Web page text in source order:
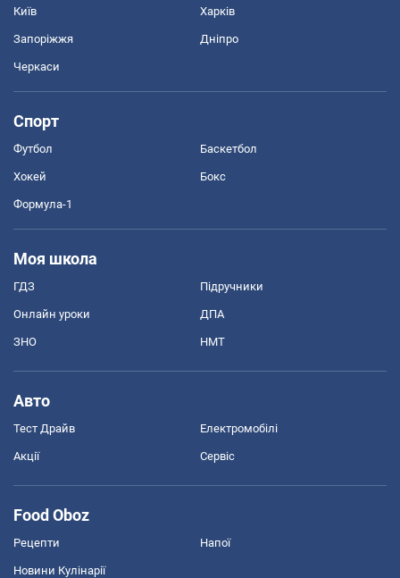
Київ Харків
Запоріжжя Дніпро
Черкаси
Спорт
Футбол Баскетбол
Хокей Бокс
Формула-1
Моя школа
ГДЗ Підручники
Онлайн уроки ДПА
ЗНО НМТ
Авто
Тест Драйв Електромобілі
Акції Сервіс
Food Oboz
Рецепти Напої
Новини Кулінарії